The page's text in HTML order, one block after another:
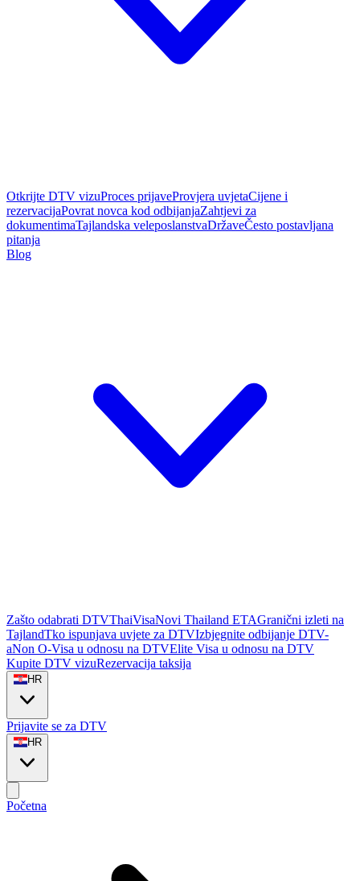
Otkrijte DTV vizuProces prijaveProvjera uvjetaCijene i
rezervacijaPovrat novca kod odbijanjaZahtjevi za
dokumentimaTajlandska veleposlanstvaDržaveČesto postavljana
pitanja
Blog
Zašto odabrati DTVThaiVisaNovi Thailand ETAGranični izleti na
TajlandTko ispunjava uvjete za DTVIzbjegnite odbijanje DTV-
aNon O-Visa u odnosu na DTVElite Visa u odnosu na DTV
Kupite DTV vizuRezervacija taksija
HR
Prijavite se za DTV
HR
Početna